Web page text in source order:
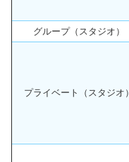
グループ（スタジオ）
プライベート（スタジオ）